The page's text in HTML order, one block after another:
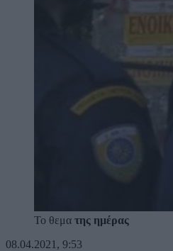
Το θεμα της ημέρας
08.04.2021, 9:53